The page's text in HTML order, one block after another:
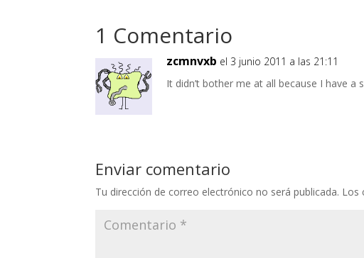
1 Comentario
zcmnvxb el 3 junio 2011 a las 21:11
It didn’t bother me at all because I have a
Enviar comentario
Tu dirección de correo electrónico no será publicada. Los